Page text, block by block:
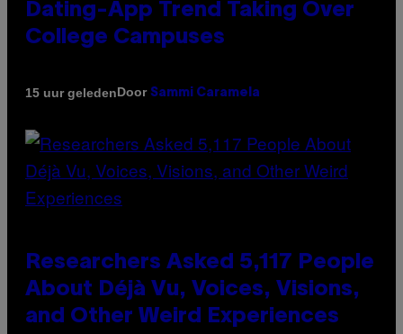
Dating-App Trend Taking Over
College Campuses
15 uur geledenDoor Sammi Caramela
Researchers Asked 5,117 People
About Déjà Vu, Voices, Visions,
and Other Weird Experiences